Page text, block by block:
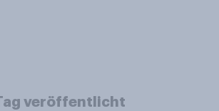
veröffentlicht